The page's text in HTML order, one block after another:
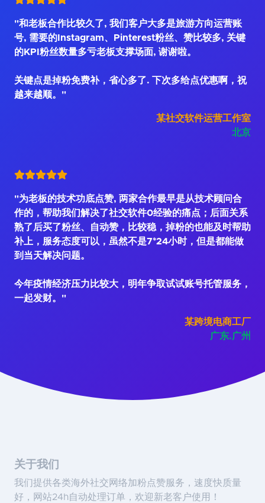
"和老板合作比较久了, 我们客户大多是旅游方向运营账
号, 需要的Instagram、Pinterest粉丝、赞比较多, 关键
的KPI粉丝数量多亏老板支撑场面, 谢谢啦。
关键点是掉粉免费补，省心多了. 下次多给点优惠啊，祝
越来越顺。"
某社交软件运营工作室
北京
"为老板的技术功底点赞, 两家合作最早是从技术顾问合
作的，帮助我们解决了社交软件0经验的痛点；后面关系
熟了后买了粉丝、自动赞，比较稳，掉粉的也能及时帮助
补上，服务态度可以，虽然不是7*24小时，但是都能做
到当天解决问题。
今年疫情经济压力比较大，明年争取试试账号托管服务，
一起发财。"
某跨境电商工厂
广东.广州
关于我们
我们提供各类海外社交网络加粉点赞服务，速度快质量
好，网站24h自动处理订单，欢迎新老客户使用！